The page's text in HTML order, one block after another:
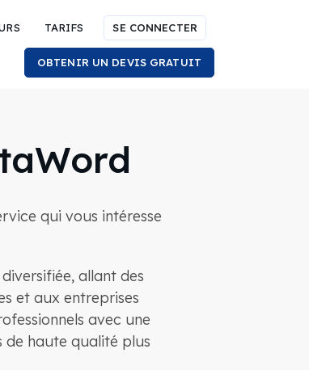
TARIFS SE CONNECTER
OBTENIR UN DEVIS GRATUIT
qui vous intéresse
allant des
et aux entreprises
avec une
haute qualité plus